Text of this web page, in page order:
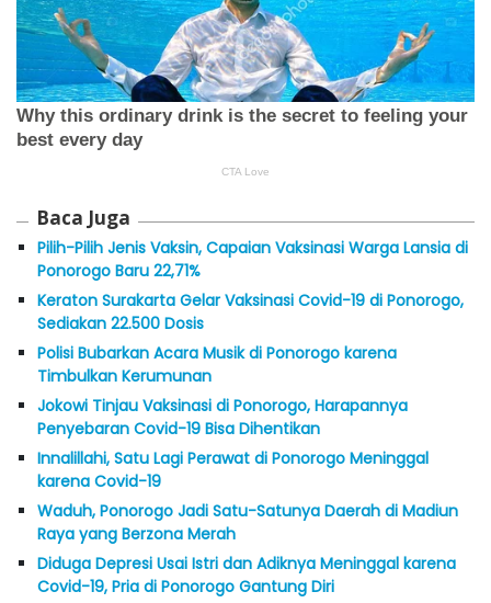
Baca Juga
Pilih-Pilih Jenis Vaksin, Capaian Vaksinasi Warga Lansia di
Ponorogo Baru 22,71%
Keraton Surakarta Gelar Vaksinasi Covid-19 di Ponorogo,
Sediakan 22.500 Dosis
Polisi Bubarkan Acara Musik di Ponorogo karena
Timbulkan Kerumunan
Jokowi Tinjau Vaksinasi di Ponorogo, Harapannya
Penyebaran Covid-19 Bisa Dihentikan
Innalillahi, Satu Lagi Perawat di Ponorogo Meninggal
karena Covid-19
Waduh, Ponorogo Jadi Satu-Satunya Daerah di Madiun
Raya yang Berzona Merah
Diduga Depresi Usai Istri dan Adiknya Meninggal karena
Covid-19, Pria di Ponorogo Gantung Diri